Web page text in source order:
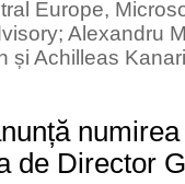
Europe,
Alexandru
și Achilleas
de Director